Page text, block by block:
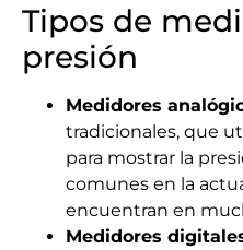
Tipos de
presión
Medidores
tradicionales, que
para mostrar la
comunes en la
encuentran en
Medidores